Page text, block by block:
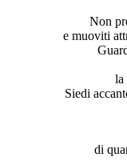
Non
e muoviti
la
Siedi
di